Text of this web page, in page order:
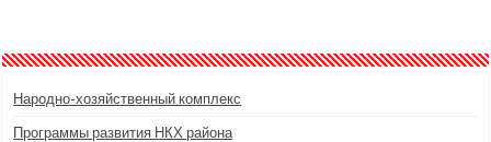
Народно-хозяйственный комплекс
Программы развития НКХ района